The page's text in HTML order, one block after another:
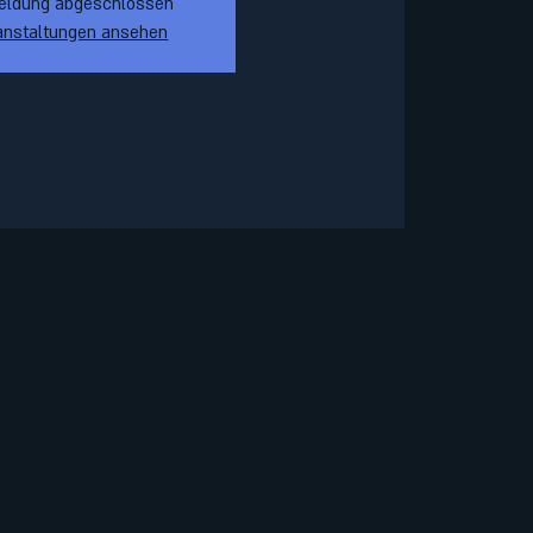
ansehen